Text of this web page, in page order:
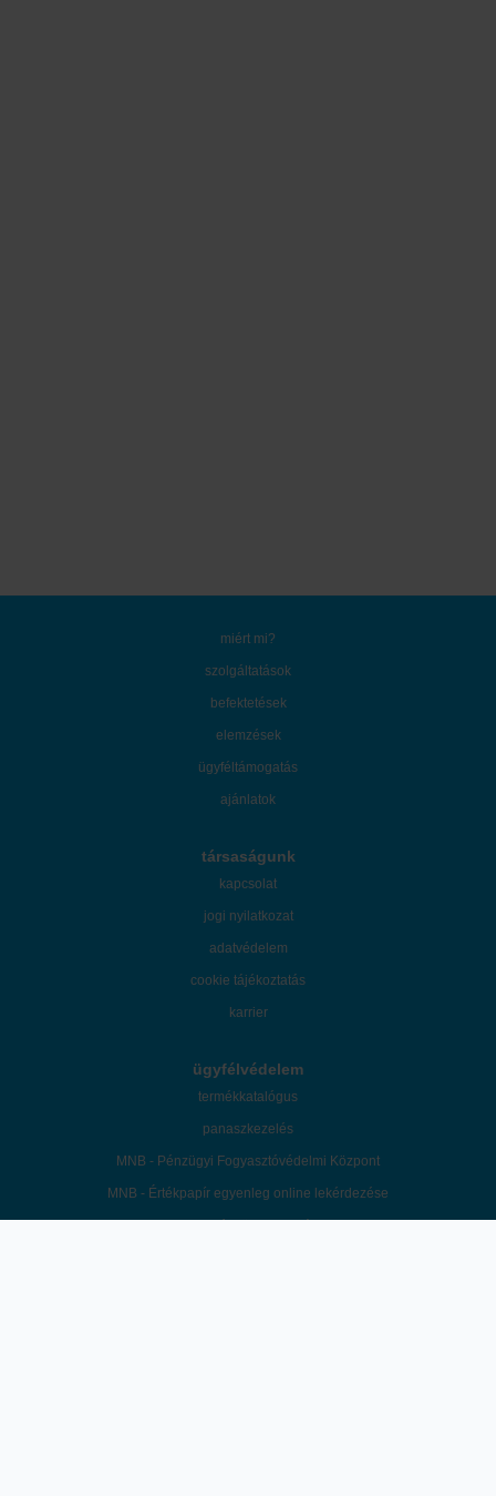
miért mi?
szolgáltatások
befektetések
elemzések
ügyféltámogatás
ajánlatok
társaságunk
kapcsolat
jogi nyilatkozat
adatvédelem
cookie tájékoztatás
karrier
ügyfélvédelem
termékkatalógus
panaszkezelés
MNB - Pénzügyi Fogyasztóvédelmi Központ
MNB - Értékpapír egyenleg online lekérdezése
MNB - pénzügyi navigátor